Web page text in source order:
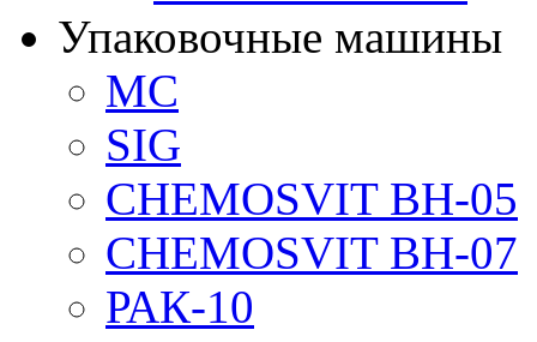
Упаковочные машины
MC
SIG
CHEMOSVIT BH-05
CHEMOSVIT BH-07
РАК-10